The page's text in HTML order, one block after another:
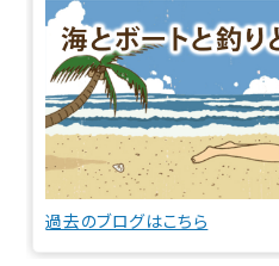
過去のブログはこちら